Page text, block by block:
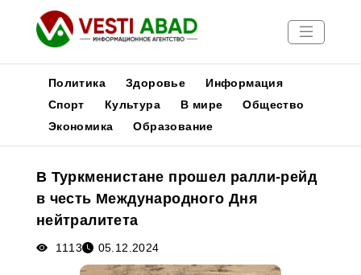
Новости
Медиа
Афиша
Политика Здоровье
Информация
Спорт
Культура В мире
Общество
Экономика
Образование
В Туркменистане прошел ралли-рейд
в честь Международного Дня
нейтралитета
1113 05.12.2024